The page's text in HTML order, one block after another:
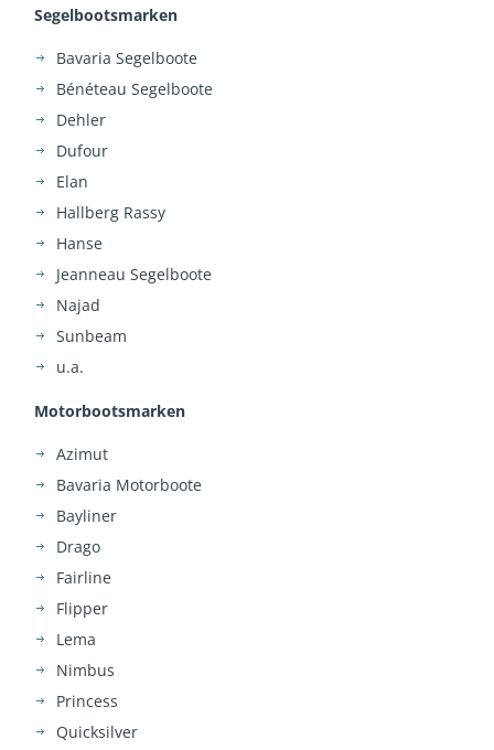
Segelbootsmarken
Bavaria Segelboote
Bénéteau Segelboote
Dehler
Dufour
Elan
Hallberg Rassy
Hanse
Jeanneau Segelboote
Najad
Sunbeam
u.a.
Motorbootsmarken
Azimut
Bavaria Motorboote
Bayliner
Drago
Fairline
Flipper
Lema
Nimbus
Princess
Quicksilver